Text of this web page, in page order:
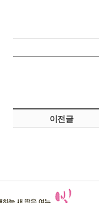
이전글